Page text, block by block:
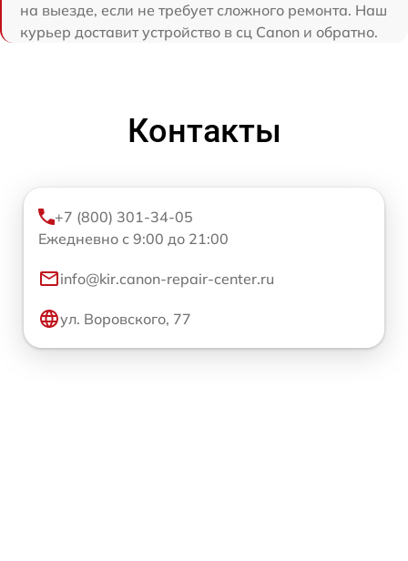
на выезде, если не требует сложного ремонта. Наш
курьер доставит устройство в сц Canon и обратно.
Контакты
+7 (800) 301-34-05
Ежедневно с 9:00 до 21:00
info@kir.canon-repair-center.ru
ул. Воровского, 77